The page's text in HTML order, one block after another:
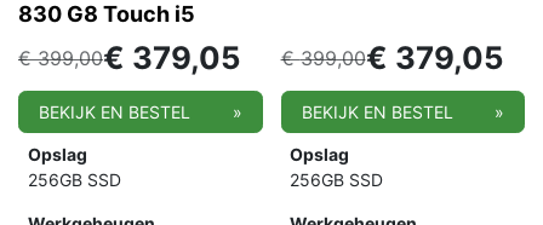
830 G8 Touch i5
€399,00€ 379,05
BEKIJK EN BESTEL »
Opslag
256GB SSD
€399,00€ 379,05
BEKIJK EN BESTEL »
Opslag
256GB SSD